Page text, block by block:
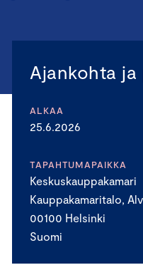
Ajankohta ja
ALKAA
25.6.2026
TAPAHTUMAPAIKKA
Keskuskauppakamari
Kauppakamaritalo,
00100 Helsinki
Suomi